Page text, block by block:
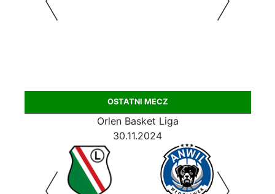
OSTATNI MECZ
Orlen Basket Liga
30.11.2024